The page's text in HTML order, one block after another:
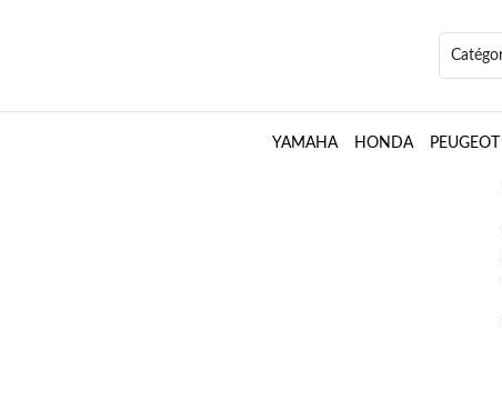
YAMAHA HONDA PEUGEOT